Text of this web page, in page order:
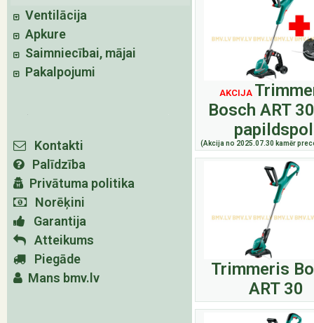
Ventilācija
Apkure
Saimniecībai, mājai
Pakalpojumi
Kontakti
Palīdzība
Privātuma politika
Norēķini
Garantija
Atteikums
Piegāde
Mans bmv.lv
AKCIJA
Bosch ART
(Akcija no 2025.07.30 kamēr
Trimmeris
ART 30